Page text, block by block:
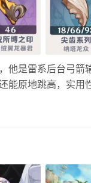
他是雷系后台弓
能原地跳高，实用